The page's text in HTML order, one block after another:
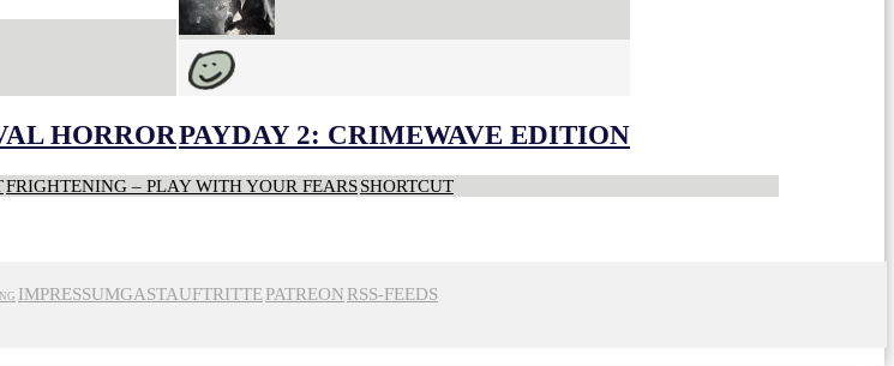
HORRORPAYDAY 2: CRIMEWAVE EDITION
FRIGHTENING – PLAY WITH YOUR FEARSSHORTCUT
IMPRESSUMGASTAUFTRITTEPATREON RSS-FEEDS